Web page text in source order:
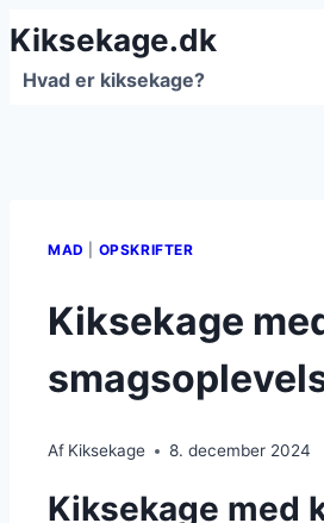
Fortsæt
til
indhold
Kiksekage.dk
Hvad er kiksekage?
MAD OPSKRIFTER
Kiksekage
Af Kiksekage 8. december 2024
Kiksekage med